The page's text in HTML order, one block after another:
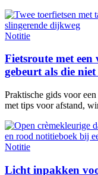
Notitie
Fietsroute met
gebeurt als die
Praktische gids voor
met tips voor afstand,
Notitie
Licht inpakken